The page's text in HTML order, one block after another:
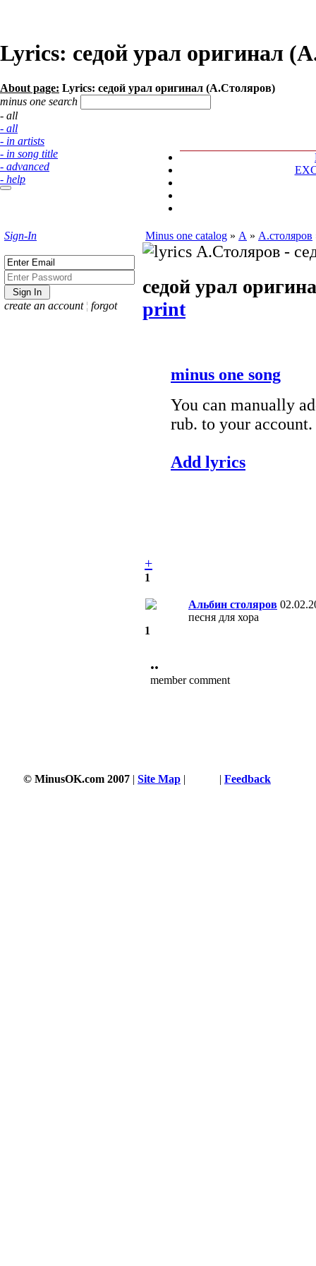
Lyrics: седой урал оригинал
About page: Lyrics: седой урал оригинал (А.Столяров)
minus one search
- all
- all
- in artists
- in song title
- advanced
- help
Sign-In
create an account ¦ forgot
Minus one catalog » А » А.столяров
седой урал
print
minus one song
You can manually
rub. to your account.
Add lyrics
+
1
Альбин столяров
песня для хора
1
••
member comment
© MinusOK.com 2007 | Site Map | | Feedback